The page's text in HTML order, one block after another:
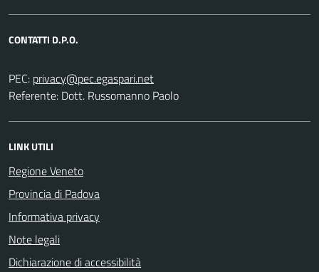
CONTATTI D.P.O.
PEC:
Referente: Dott. Russomanno Paolo
LINK UTILI
Regione Veneto
Provincia di Padova
Informativa privacy
Note legali
Dichiarazione di accessibilità